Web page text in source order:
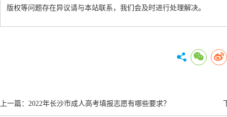
版权等问题存在异议请与本站联系，我们会及时进行处理解决。
上一篇： 2022年长沙市成人高考填报志愿有哪些要求？